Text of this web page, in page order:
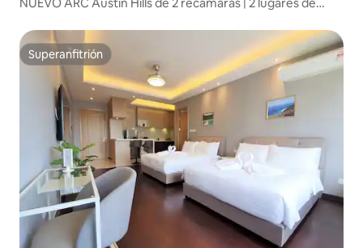
Superanfitrión
Superanfitrión